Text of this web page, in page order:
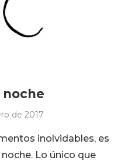
noche
de 2017
inolvidables, es
Lo único que